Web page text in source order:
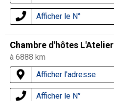
Afficher le N°
Chambre d'hôtes L'Atelier
à 6888 km
Afficher l'adresse
Afficher le N°